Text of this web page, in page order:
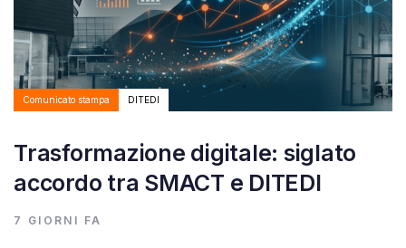
Comunicato stampa DITEDI
Trasformazione digitale: siglato
accordo tra SMACT e DITEDI
7 GIORNI FA